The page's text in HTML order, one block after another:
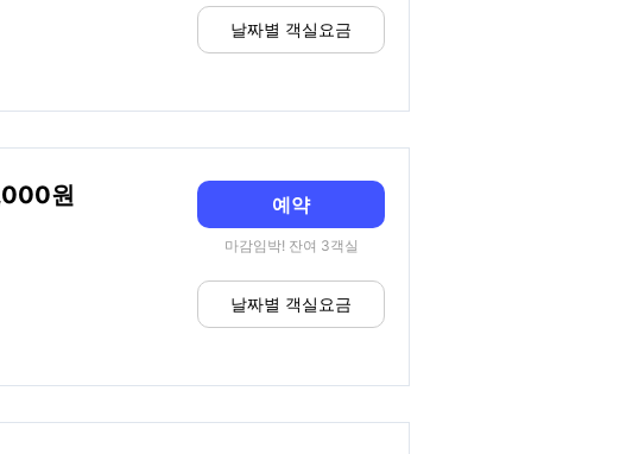
날짜별 객실요금
예약
마감임박! 잔여 3객실
날짜별 객실요금